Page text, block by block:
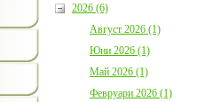
2026 (6)
Август 2026 (1)
Юни 2026 (1)
Май 2026 (1)
Февруари 2026 (1)